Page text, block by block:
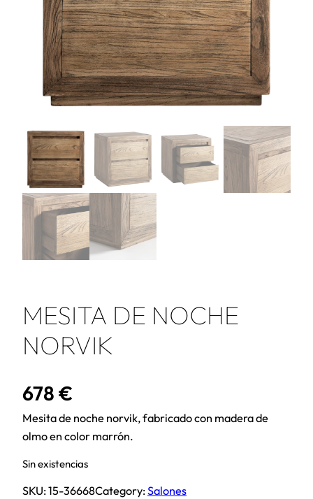
MESITA DE NOCHE
NORVIK
678 €
Mesita de noche norvik, fabricado con madera de
olmo en color marrón.
Sin existencias
SKU:15-36668Category:Salones